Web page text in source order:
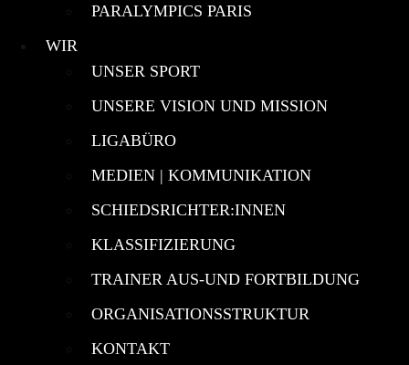
PARALYMPICS PARIS
WIR
UNSER SPORT
UNSERE VISION UND MISSION
LIGABÜRO
MEDIEN | KOMMUNIKATION
SCHIEDSRICHTER:INNEN
KLASSIFIZIERUNG
TRAINER AUS-UND FORTBILDUNG
ORGANISATIONSSTRUKTUR
KONTAKT